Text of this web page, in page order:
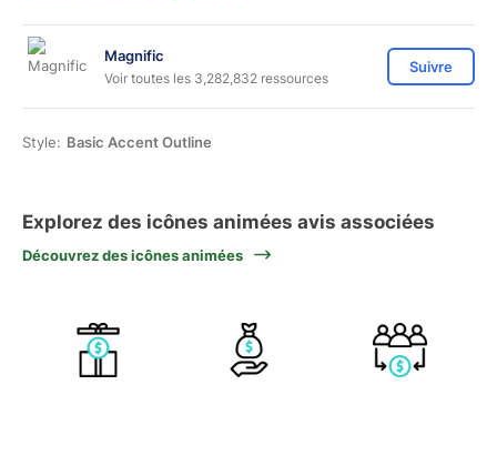
Magnific
Voir toutes les 3,282,832 ressources
Suivre
Style: Basic Accent Outline
Explorez des icônes animées avis associées
Découvrez des icônes animées